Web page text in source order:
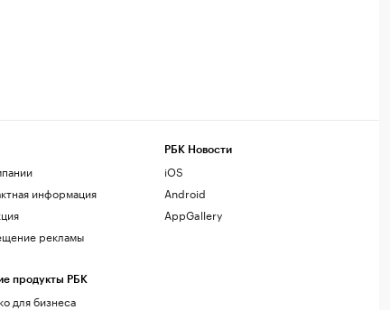
информация
рекламы
продукты РБК
для бизнеса
РБК Новости
iOS
Android
AppGallery